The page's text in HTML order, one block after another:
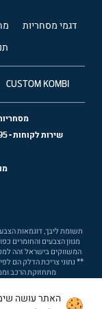
דגמי מסחריות
CUSTOM KOMBI
שירות לקוחות-
תשומת ליבך, דוגמאות
מגוון הצבעים והחומרים
המשווקים בישראל זהה
** נתוני צריכת הדלק הם
מתחזוקת הרכב
האתר עושה